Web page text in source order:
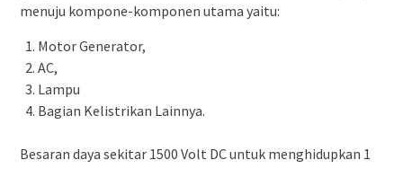
menuju kompone-komponen utama yaitu:
Motor Generator,
AC,
Lampu
Bagian Kelistrikan Lainnya.
Besaran daya sekitar 1500 Volt DC untuk menghidupkan 1